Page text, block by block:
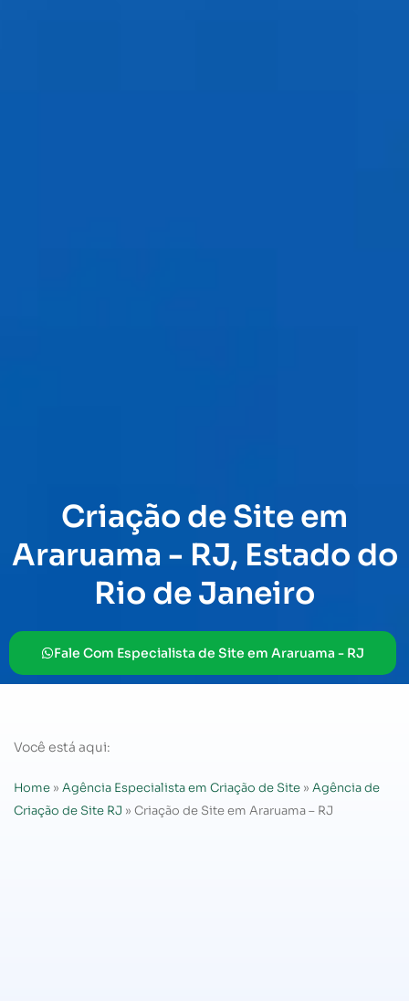
Criação de Site em
Araruama - RJ, Estado do
Rio de Janeiro
Fale Com Especialista de Site em Araruama - RJ
Você está aqui:
Home » Agência Especialista em Criação de Site » Agência de
Criação de Site RJ » Criação de Site em Araruama – RJ